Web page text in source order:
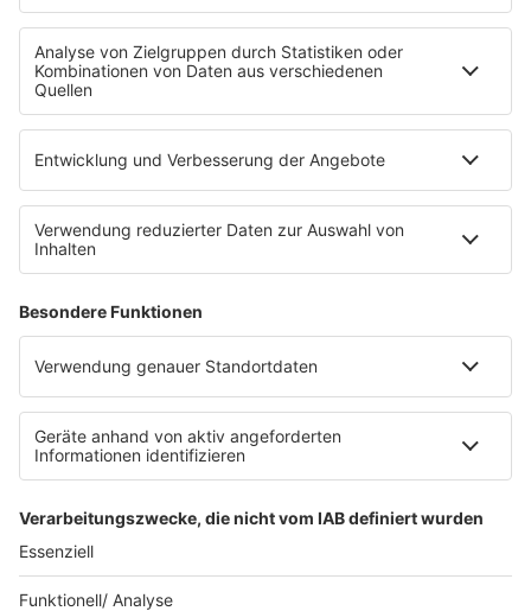
SERVICE
Empfang
barba radio App
Impressum
Datenschutz Facebook & Instagram
Datenschutzeinstellungen
Clubbedingungen
Werbung schalten
Waffel-Werbepartner
80s80s.de
90s90s.de
Schlagerplanetradio.com
1deutsch.de
WEIHNACHTSMUSIK.FM